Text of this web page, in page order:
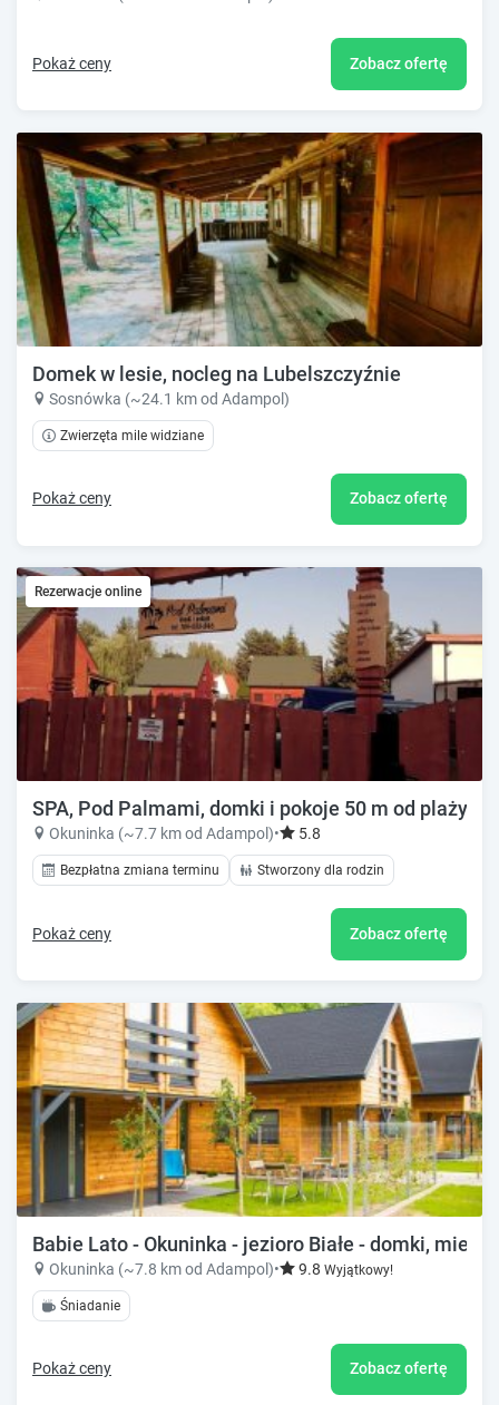
Pokaż ceny Zobacz ofertę
Domek w lesie, nocleg na Lubelszczyźnie
Sosnówka (~24.1 km od Adampol)
Zwierzęta mile widziane
Pokaż ceny Zobacz ofertę
Rezerwacje online
SPA, Pod Palmami, domki i pokoje 50 m od plaży
Okuninka (~7.7 km od Adampol)• 5.8
Bezpłatna zmiana terminu Stworzony dla rodzin
Pokaż ceny Zobacz ofertę
Babie Lato - Okuninka - jezioro Białe - domki,
Okuninka (~7.8 km od Adampol)• 9.8 Wyjątkowy!
Śniadanie
Pokaż ceny Zobacz ofertę